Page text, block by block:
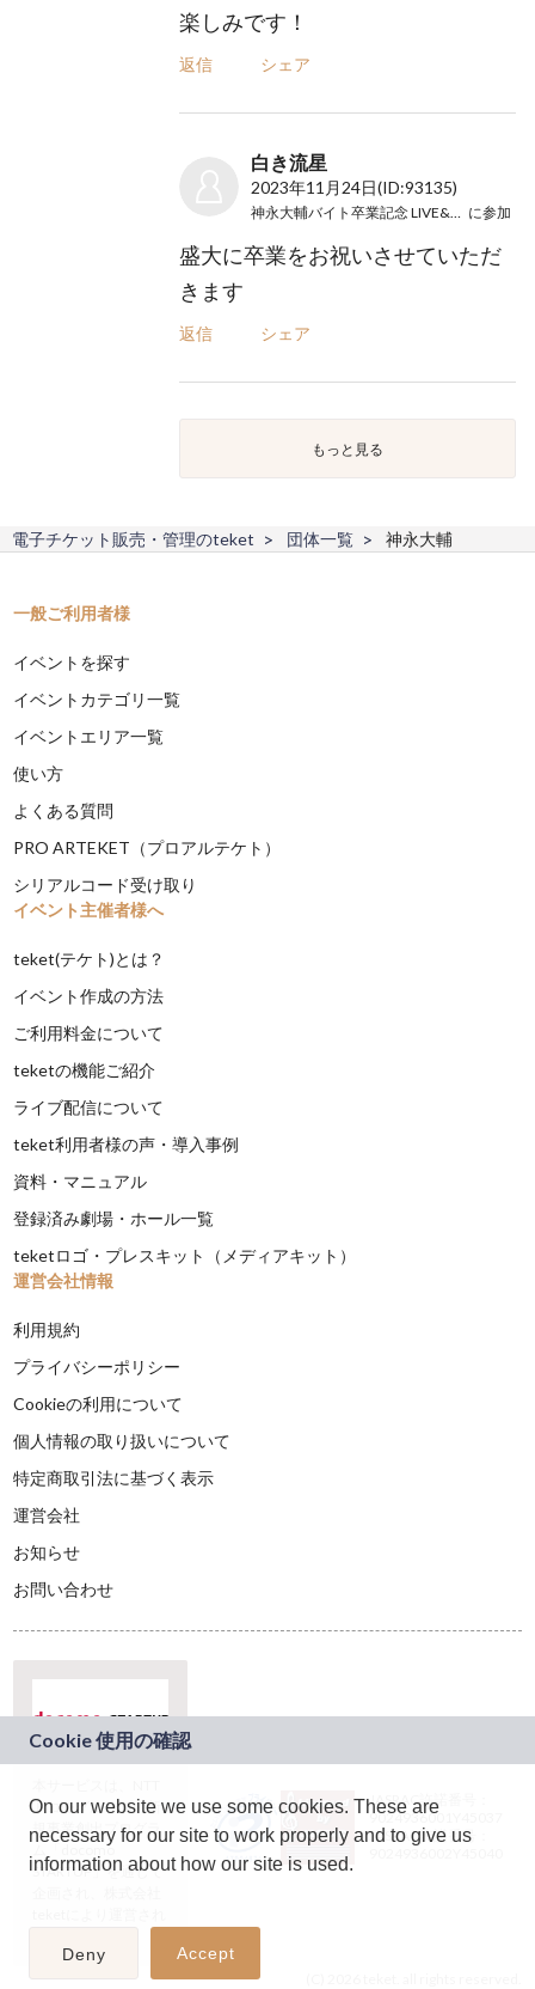
楽しみです！
返信 シェア
白き流星
2023年11月24日(ID:93135)
に参加
盛大に卒業をお祝いさせていただ
きます
返信 シェア
もっと見る
電子チケット販売・管理のteket 団体一覧 神永大輔
一般ご利用者様
イベントを探す
イベントカテゴリ一覧
イベントエリア一覧
使い方
よくある質問
PRO ARTEKET（プロアルテケト）
シリアルコード受け取り
イベント主催者様へ
teket(テケト)とは？
イベント作成の方法
ご利用料金について
teketの機能ご紹介
ライブ配信について
teket利用者様の声・導入事例
資料・マニュアル
登録済み劇場・ホール一覧
teketロゴ・プレスキット（メディアキット）
運営会社情報
利用規約
プライバシーポリシー
Cookieの利用について
個人情報の取り扱いについて
特定商取引法に基づく表示
運営会社
お知らせ
お問い合わせ
ドコモグループの新
規事業創出プログラ
ム「docomo
STARTUP」を通じて
JASRAC許諾番号：
9024936001Y45037
JASRAC許諾番号：
On our website we use some cookies. These are
necessary for our site to work properly and to give us
information about how our site is used.
Deny Accept